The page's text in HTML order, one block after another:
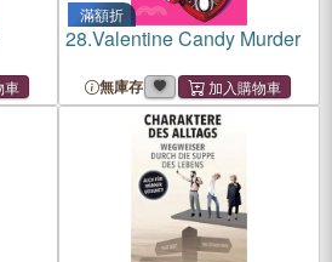
滿額折
28.Valentine Candy Murder
無庫存